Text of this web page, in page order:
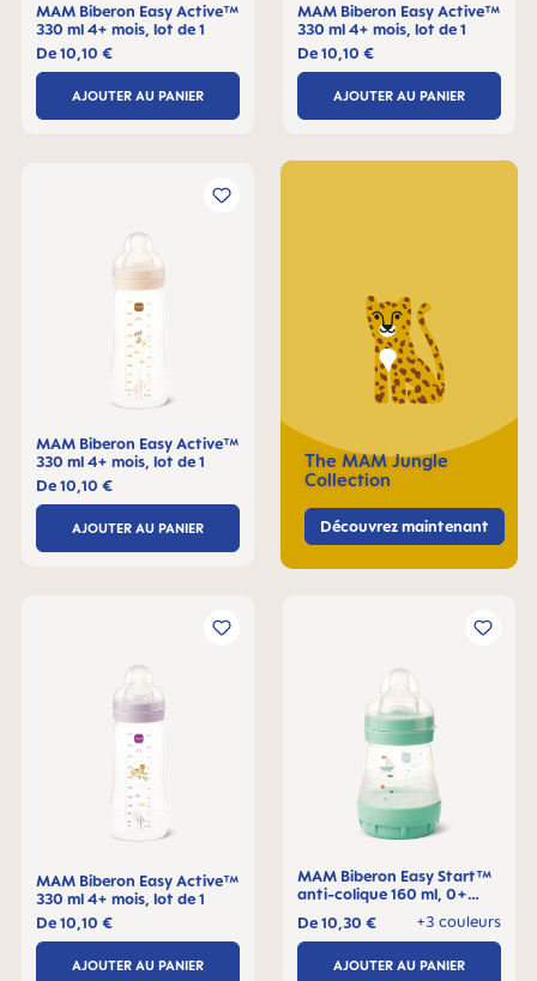
The MAM Jungle
Collection
Découvrez maintenant
MAM Biberon Easy Active™
330 ml 4+ mois, lot de 1
De10,10 €
AJOUTER AU PANIER
MAM Biberon Easy Active™
330 ml 4+ mois, lot de 1
De10,10 €
AJOUTER AU PANIER
MAM Biberon Easy Active™
330 ml 4+ mois, lot de 1
De10,10 €
AJOUTER AU PANIER
MAM Biberon Easy Active™
330 ml 4+ mois, lot de 1
De10,10 €
AJOUTER AU PANIER
MAM Biberon Easy Start™
anti-colique 160 ml, 0+
+3 couleurs
De10,30 €
AJOUTER AU PANIER